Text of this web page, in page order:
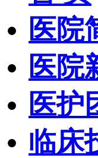
医院
医院
医护
临床